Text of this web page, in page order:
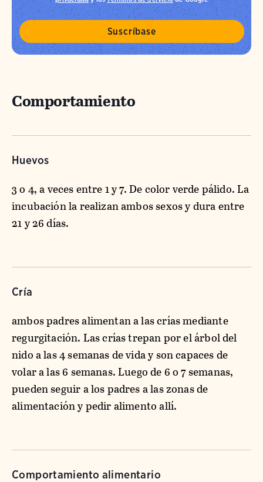
Comportamiento
Huevos
3 o 4, a veces entre 1 y 7. De color verde pálido. La
incubación la realizan ambos sexos y dura entre
21 y 26 días.
Cría
ambos padres alimentan a las crías mediante
regurgitación. Las crías trepan por el árbol del
nido a las 4 semanas de vida y son capaces de
volar a las 6 semanas. Luego de 6 o 7 semanas,
pueden seguir a los padres a las zonas de
alimentación y pedir alimento allí.
Comportamiento alimentario